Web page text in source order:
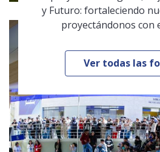
y Futuro: fortaleciendo
proyectándonos con
Ver todas las